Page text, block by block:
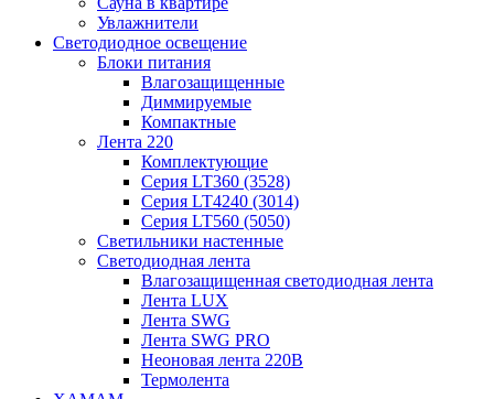
Увлажнители
Светодиодное освещение
Блоки питания
Влагозащищенные
Диммируемые
Компактные
Лента 220
Комплектующие
Серия LT360 (3528)
Серия LT4240 (3014)
Серия LT560 (5050)
Светильники настенные
Светодиодная лента
Влагозащищенная светодиодная лента
Лента LUX
Лента SWG
Лента SWG PRO
Неоновая лента 220В
Термолента